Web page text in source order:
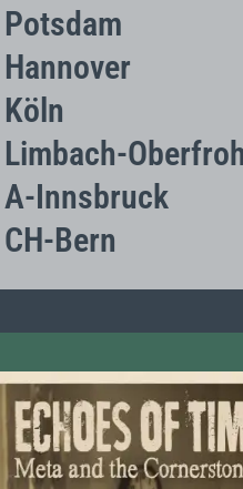
Potsdam
Hannover
Köln
Limbach-
A-Innsbruck
CH-Bern